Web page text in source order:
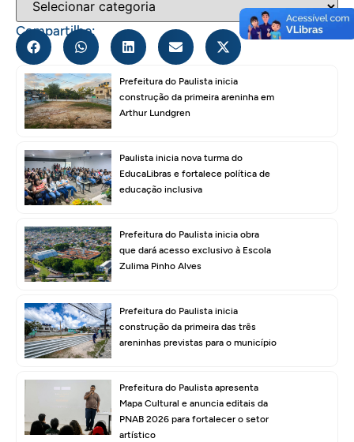
Compartilhe:
Prefeitura do Paulista inicia
construção da primeira areninha em
Arthur Lundgren
Paulista inicia nova turma do
EducaLibras e fortalece política de
educação inclusiva
Prefeitura do Paulista inicia obra
que dará acesso exclusivo à Escola
Zulima Pinho Alves
Prefeitura do Paulista inicia
construção da primeira das três
areninhas previstas para o município
Prefeitura do Paulista apresenta
Mapa Cultural e anuncia editais da
PNAB 2026 para fortalecer o setor
artístico